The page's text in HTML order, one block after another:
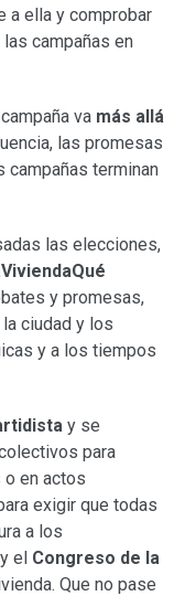
a ella y comprobar
campañas en
va más allá
las promesas
campañas terminan
las elecciones,
y promesas,
ciudad y los
y a los tiempos
y se
para
o en actos
exigir que todas
a los
y el Congreso de la
Que no pase